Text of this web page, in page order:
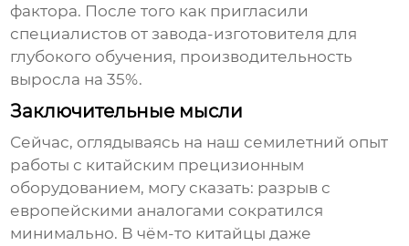
фактора. После того как пригласили
специалистов от завода-изготовителя для
глубокого обучения, производительность
выросла на 35%.
Заключительные мысли
Сейчас, оглядываясь на наш семилетний опыт
работы с китайским прецизионным
оборудованием, могу сказать: разрыв с
европейскими аналогами сократился
минимально. В чём-то китайцы даже